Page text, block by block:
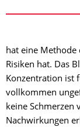
hat eine
Risiken hat. Das
Konzentration ist
vollkommen
keine Schmerzen
Nachwirkungen